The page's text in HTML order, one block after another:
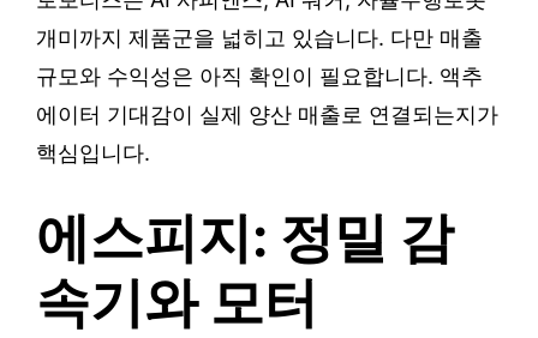
개미까지 제품군을 넓히고 있습니다. 다만 매출
규모와 수익성은 아직 확인이 필요합니다. 액추
에이터 기대감이 실제 양산 매출로 연결되는지가
핵심입니다.
에스피지: 정밀 감
속기와 모터